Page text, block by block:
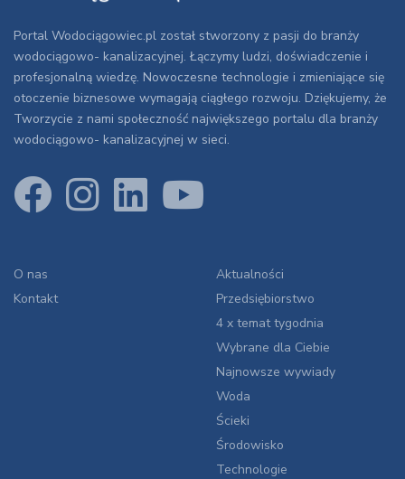
Portal Wodociągowiec.pl został stworzony z pasji do branży
wodociągowo- kanalizacyjnej. Łączymy ludzi, doświadczenie i
profesjonalną wiedzę. Nowoczesne technologie i zmieniające się
otoczenie biznesowe wymagają ciągłego rozwoju. Dziękujemy, że
Tworzycie z nami społeczność największego portalu dla branży
wodociągowo- kanalizacyjnej w sieci.
O nas
Kontakt
Aktualności
Przedsiębiorstwo
4 x temat tygodnia
Wybrane dla Ciebie
Najnowsze wywiady
Woda
Ścieki
Środowisko
Technologie